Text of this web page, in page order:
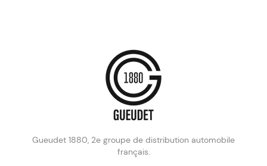
Gueudet 1880, 2e groupe de distribution automobile
français.